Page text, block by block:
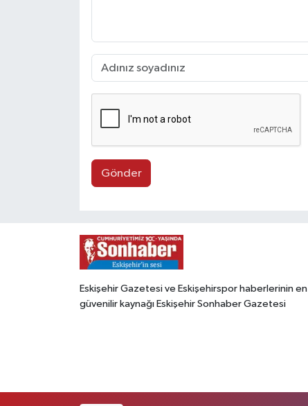
Gönder
Eskişehir Gazetesi ve Eskişehirspor haberlerinin en
güvenilir kaynağı Eskişehir Sonhaber Gazetesi